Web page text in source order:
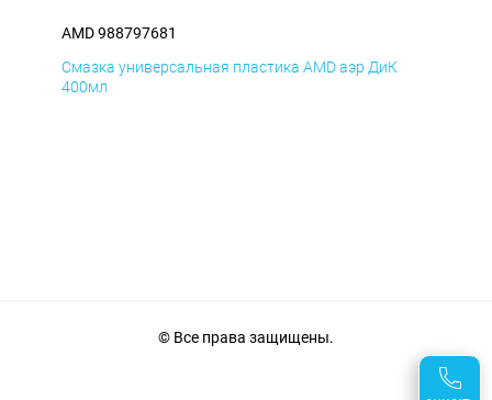
AMD 988797681
Смазка универсальная пластика AMD аэр ДиК
400мл
© Все права защищены.